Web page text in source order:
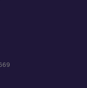
відразу оцінити
кожного товару.